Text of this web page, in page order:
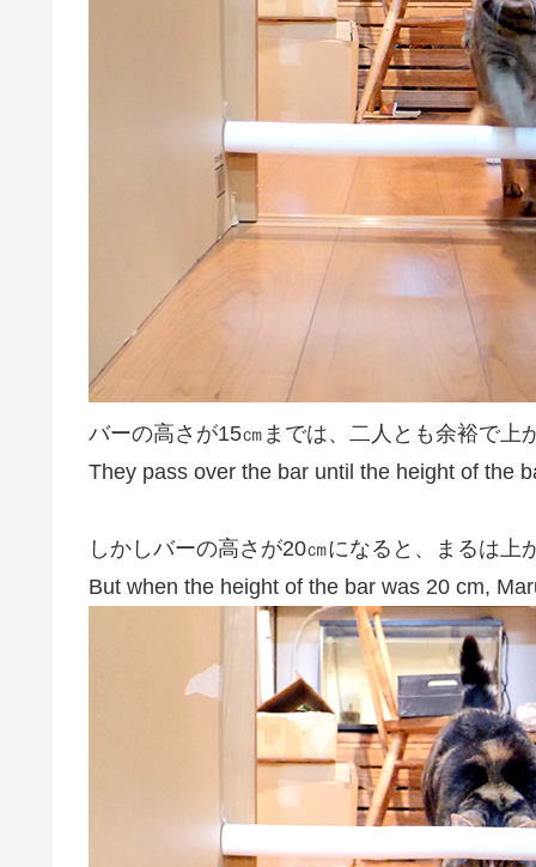
バーの高さが15㎝までは、二人とも余裕で上
They pass over the bar until the height of the
しかしバーの高さが20㎝になると、まるは
But when the height of the bar was 20 cm,